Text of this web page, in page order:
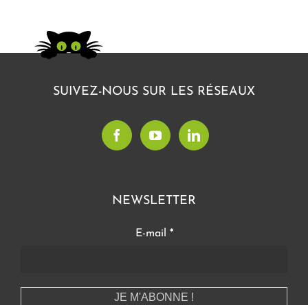
SUIVEZ-NOUS SUR LES RÉSEAUX
NEWSLETTER
E-mail *